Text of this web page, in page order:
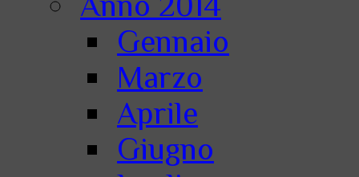
Gennaio
Marzo
Aprile
Giugno